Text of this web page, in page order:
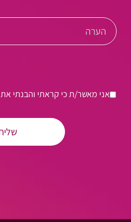
אני מאשר/ת כי קראתי והבנתי את